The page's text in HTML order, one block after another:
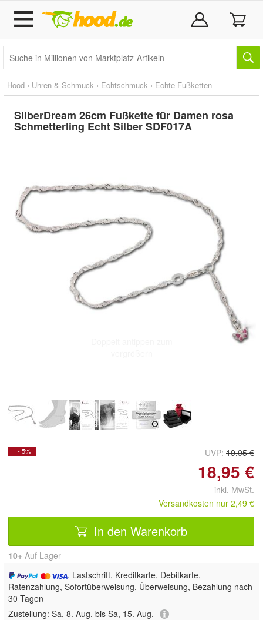
Hood › Uhren & Schmuck › Echtschmuck › Echte Fußketten
SilberDream 26cm Fußkette für Damen rosa
Schmetterling Echt Silber SDF017A
- 5% UVP: 19,95 €
18,95 €
inkl. MwSt.
Versandkosten nur 2,49 €
In den Warenkorb
10+ Auf Lager
, Lastschrift, Kreditkarte, Debitkarte,
Ratenzahlung, Sofortüberweisung, Überweisung, Bezahlung nach
30 Tagen
Zustellung: Sa, 8. Aug. bis Sa, 15. Aug.